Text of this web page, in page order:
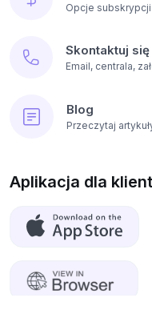
Opcje
Skontaktuj się
Email, centrala,
Blog
Przeczytaj
Aplikacja dla